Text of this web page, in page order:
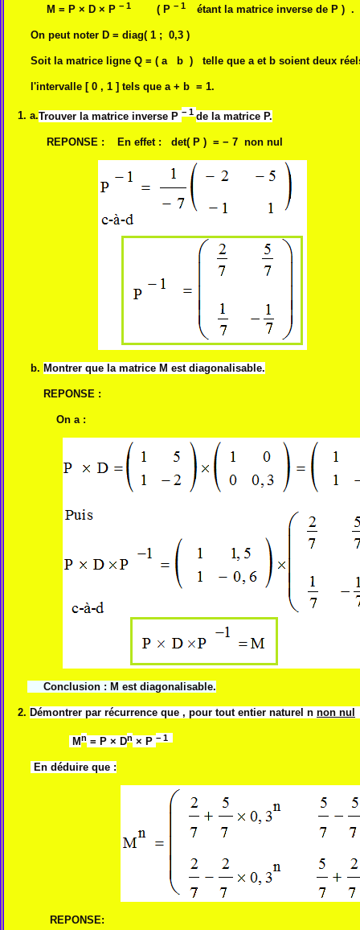
M = P × D × P − 1 ( P − 1 étant la matrice inverse de P ) .
On peut noter D = diag( 1 ; 0,3 )
Soit la matrice ligne Q = ( a b ) telle que a et b soient deux
l'intervalle [ 0 , 1 ] tels que a + b = 1.
1. a.Trouver la matrice inverse P − 1 de la matrice P.
REPONSE : En effet : det( P ) = − 7 non nul
b. Montrer que la matrice M est diagonalisable.
REPONSE :
On a :
Conclusion : M est diagonalisable.
2. Démontrer par récurrence que , pour tout entier naturel n non nul
Mn = P × Dn × P − 1
En déduire que :
REPONSE: